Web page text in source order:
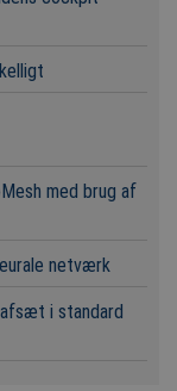
med brug af
netværk
i standard